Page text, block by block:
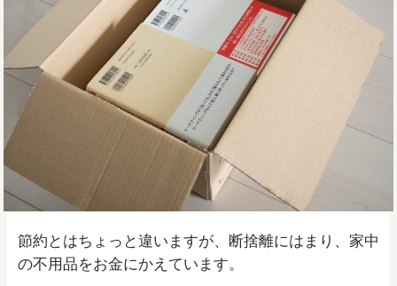
節約とはちょっと違いますが、断捨離にはまり、家中
の不用品をお金にかえています。